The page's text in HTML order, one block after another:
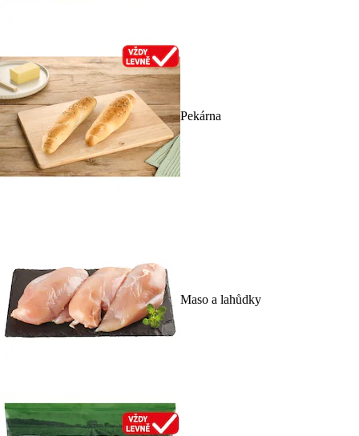
Pekárna
Maso a lahůdky